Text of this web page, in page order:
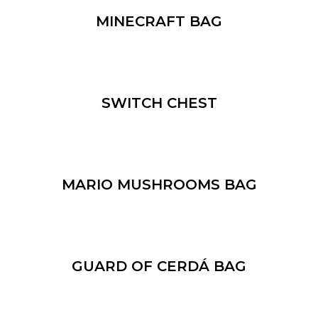
MINECRAFT BAG
SWITCH CHEST
MARIO MUSHROOMS BAG
GUARD OF CERDÁ BAG